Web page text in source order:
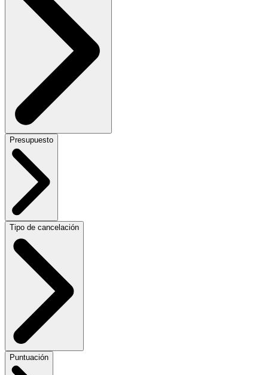
Presupuesto
Tipo de cancelación
Puntuación